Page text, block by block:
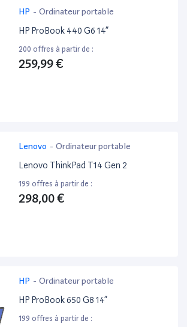
HP - Ordinateur portable
HP ProBook 440 G6 14”
200 offres à partir de :
259,99 €
Lenovo - Ordinateur portable
Lenovo ThinkPad T14 Gen 2
199 offres à partir de :
298,00 €
HP - Ordinateur portable
HP ProBook 650 G8 14”
199 offres à partir de :